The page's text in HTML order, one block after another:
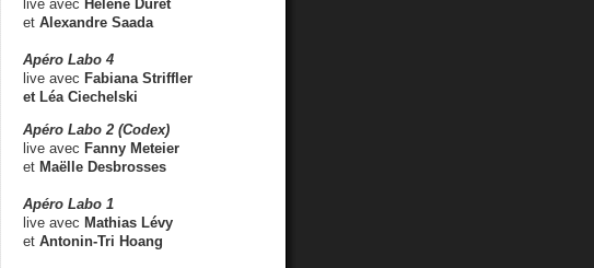
live avec Hélène Duret
et Alexandre Saada
Apéro Labo 4
live avec Fabiana Striffler
et Léa Ciechelski
Apéro Labo 2 (Codex)
live avec Fanny Meteier
et Maëlle Desbrosses
Apéro Labo 1
live avec Mathias Lévy
et Antonin-Tri Hoang